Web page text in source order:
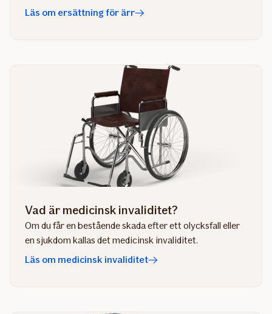
Läs om ersättning för ärr
Vad är medicinsk invaliditet?
Om du får en bestående skada efter ett olycksfall eller
en sjukdom kallas det medicinsk invaliditet.
Läs om medicinsk invaliditet